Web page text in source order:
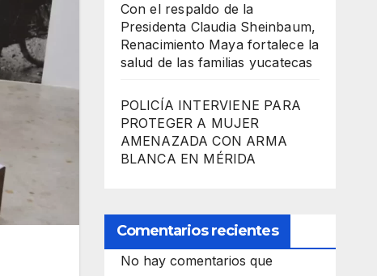
Con el respaldo de la
Presidenta Claudia Sheinbaum,
Renacimiento Maya fortalece la
salud de las familias yucatecas
POLICÍA INTERVIENE PARA
PROTEGER A MUJER
AMENAZADA CON ARMA
BLANCA EN MÉRIDA
Comentarios recientes
No hay comentarios que